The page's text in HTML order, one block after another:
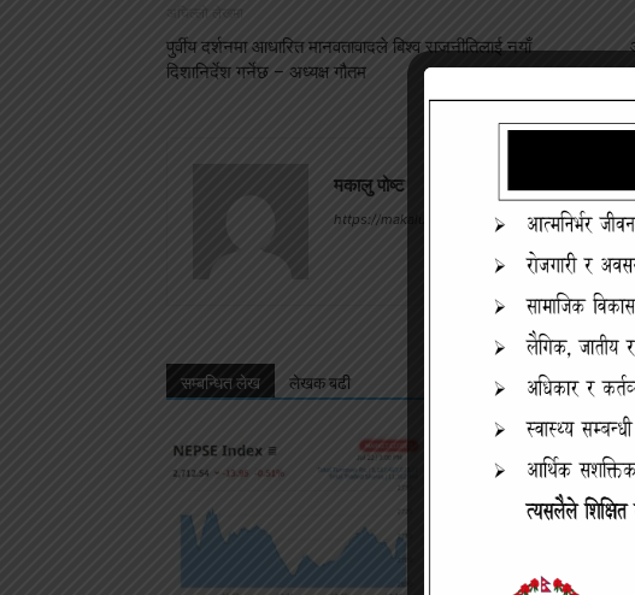
अघिल्लो लेखमा
पुर्वीय दर्शनमा आधारित मानवतावादले बिश्व राजनीतिलाई नयाँ
दिशानिर्देश गर्नेछ – अध्यक्ष गौतम
मकालु पोष्ट
https://makalupost.com
सम्बन्धित लेख लेखक बढी